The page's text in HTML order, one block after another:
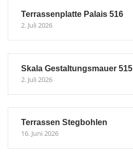
Terrassenplatte Palais 516
2. Juli 2026
Skala Gestaltungsmauer 515
2. Juli 2026
Terrassen Stegbohlen
16. Juni 2026